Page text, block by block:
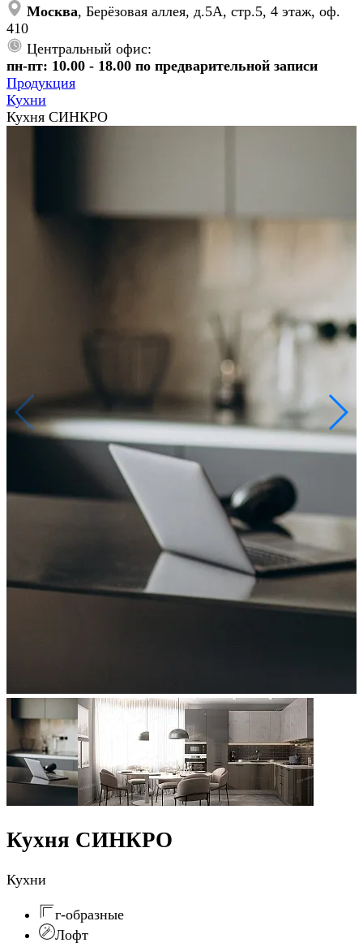
Москва, Берёзовая аллея, д.5А, стр.5, 4 этаж, оф.
410
Центральный офис:
пн-пт: 10.00 - 18.00 по предварительной записи
Продукция
Кухни
Кухня СИНКРО
Кухня СИНКРО
Кухни
г-образные
Лофт